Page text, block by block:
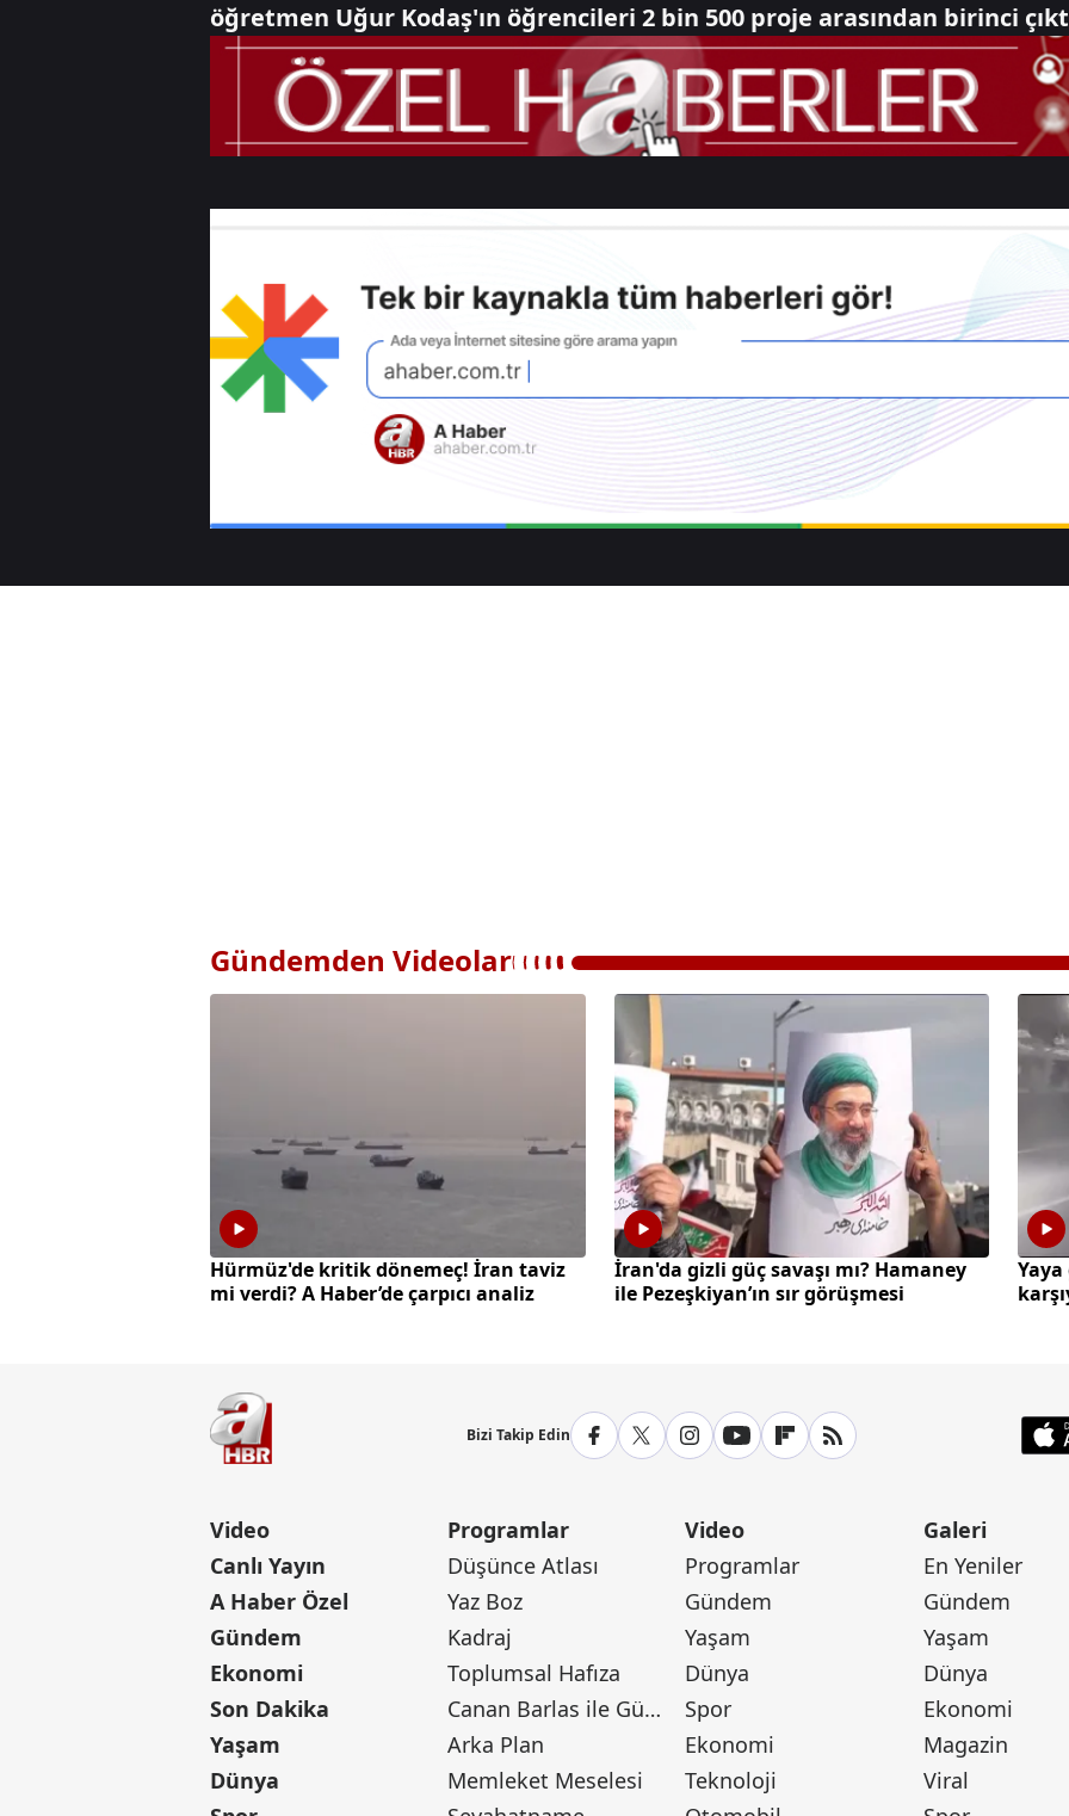
öğretmen Uğur Kodaş'ın öğrencileri 2 bin 500 proje arasından birinci
Gündemden Videolar
Hürmüz'de kritik dönemeç! İran taviz
mi verdi? A Haber’de çarpıcı analiz
İran'da gizli güç savaşı mı? Hamaney
ile Pezeşkiyan’ın sır görüşmesi
Bizi Takip Edin
Video
Canlı Yayın
A Haber Özel
Gündem
Ekonomi
Son Dakika
Yaşam
Dünya
Programlar
Düşünce Atlası
Yaz Boz
Kadraj
Toplumsal Hafıza
Canan Barlas ile Gündem
Arka Plan
Memleket Meselesi
Video
Programlar
Gündem
Yaşam
Dünya
Spor
Ekonomi
Teknoloji
Galeri
En Yeniler
Gündem
Yaşam
Dünya
Ekonomi
Magazin
Viral